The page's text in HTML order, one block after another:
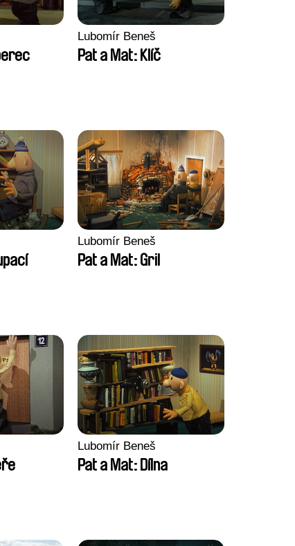
Lubomír Beneš
Pat a Mat: Klíč
Lubomír Beneš
Pat a Mat: Gril
Lubomír Beneš
Pat a Mat: Dílna